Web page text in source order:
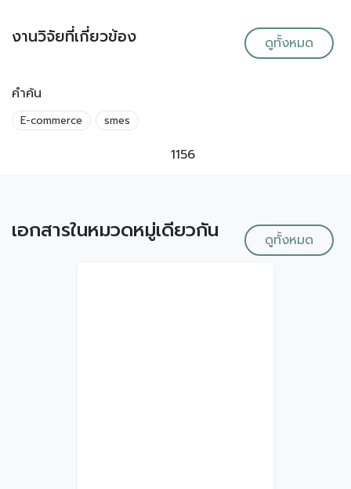
งานวิจัยที่เกี่ยวข้อง ดูทั้งหมด
คำค้น
E-commerce smes
1156
เอกสารในหมวดหมู่เดียวกัน ดูทั้งหมด